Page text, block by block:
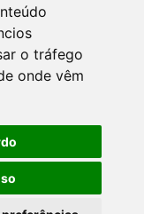
o tráfego
onde vêm
Plages